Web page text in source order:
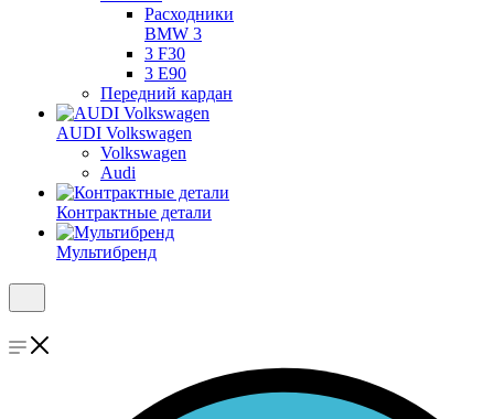
Расходники
BMW 3
3 F30
3 E90
Передний кардан
AUDI Volkswagen
Volkswagen
Audi
Контрактные детали
Мультибренд